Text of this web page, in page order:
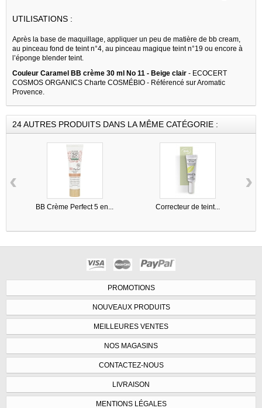
UTILISATIONS :
Après la base de maquillage, appliquer un peu de matière de bb cream,
au pinceau fond de teint n°4, au pinceau magique teint n°19 ou encore à
l’éponge blender teint.
Couleur Caramel BB crème 30 ml No 11 - Beige clair - ECOCERT
COSMOS ORGANICS Charte COSMÉBIO - Référencé sur Aromatic
Provence.
24 AUTRES PRODUITS DANS LA MÊME CATÉGORIE :
BB Crème Perfect 5 en... Correcteur de teint...
‹ ›
PROMOTIONS
NOUVEAUX PRODUITS
MEILLEURES VENTES
NOS MAGASINS
CONTACTEZ-NOUS
LIVRAISON
MENTIONS LÉGALES